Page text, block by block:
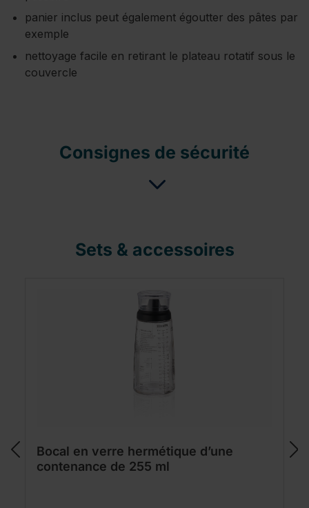
panier inclus peut également égoutter des pâtes par
exemple
nettoyage facile en retirant le plateau rotatif sous le
couvercle
Consignes de sécurité
Sets & accessoires
Bocal en verre hermétique d’une
contenance de 255 ml